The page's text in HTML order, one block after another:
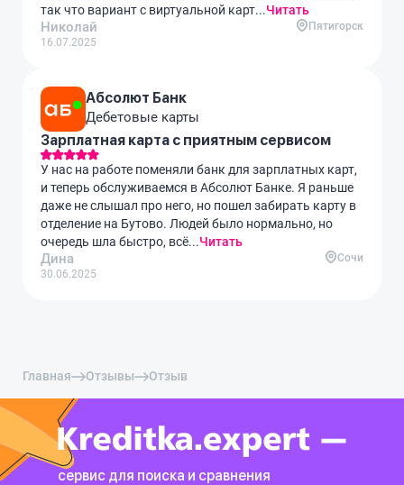
так что вариант с виртуальной карт...Читать
Николай
16.07.2025
Пятигорск
Абсолют Банк
Дебетовые карты
Зарплатная карта с приятным сервисом
У нас на работе поменяли банк для зарплатных карт,
и теперь обслуживаемся в Абсолют Банке. Я раньше
даже не слышал про него, но пошел забирать карту в
отделение на Бутово. Людей было нормально, но
очередь шла быстро, всё...Читать
Дина
30.06.2025
Сочи
Главная Отзывы Отзыв
сервис для поиска и сравнения